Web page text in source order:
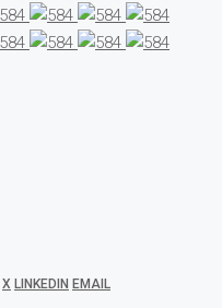
X LINKEDIN EMAIL